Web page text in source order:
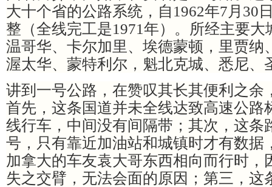
大十个省的公路系统，自1962年7月30
整（全线完工是1971年）。所经主要
温哥华、卡尔加里、埃德蒙顿，里贾纳
渥太华、蒙特利尔，魁北克城、悉尼、
讲到一号公路，在赞叹其长其便利之余
首先，这条国道并未全线达致高速公路
线行车，中间没有间隔带；其次，这条
号，只有靠近加油站和城镇时才有数据
加拿大的车友袁大哥东西相向而行时，
失之交臂，无法会面的原因；第三，这